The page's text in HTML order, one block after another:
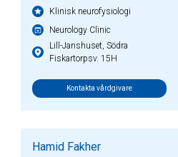
Klinisk neurofysiologi
Neurology Clinic
Lill-Janshuset, Södra
Fiskartorpsv. 15H
Kontakta vårdgivare
Hamid Fakher